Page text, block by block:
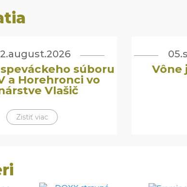
súboru
a Horehronci vo
Vlašič
Zistiť viac
Vône